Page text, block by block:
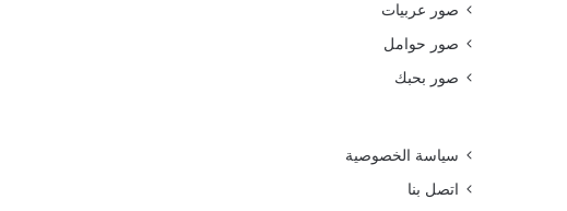
صور عربيات
صور حوامل
صور بحبك
سياسة الخصوصية
اتصل بنا